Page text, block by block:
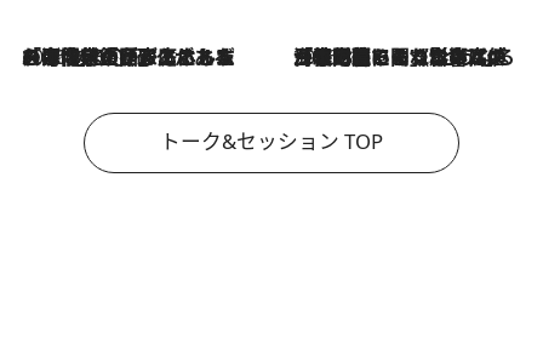
2026.8.3
「今後値上げがあるとすれば…」「リスクがあるのは今年の冬」エネルギー専門家が語る、ホルムズ海峡封鎖が家庭にもたらす“ある心配” 2026.8.3
「住宅建てられない…」「サーチャージ料の高値が続いている」ホルムズ海峡封鎖による影響はいつまで続く？《エネルギー専門家に聞く“どうなる日本の暮らし”》
トーク&セッション TOP